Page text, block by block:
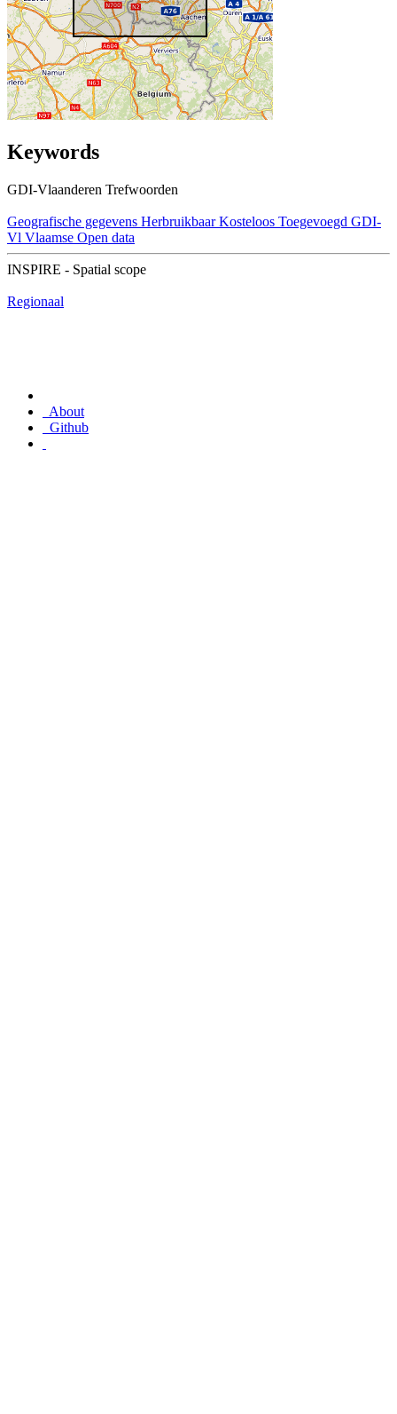
Keywords
GDI-Vlaanderen Trefwoorden
Geografische gegevens Herbruikbaar Kosteloos Toegevoegd GDI-
Vl Vlaamse Open data
INSPIRE - Spatial scope
Regionaal
About
Github